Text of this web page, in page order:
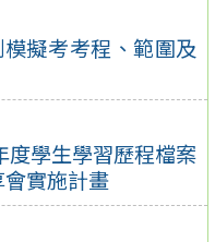
擬考考程、範圍及
度學生學習歷程檔案
實施計畫